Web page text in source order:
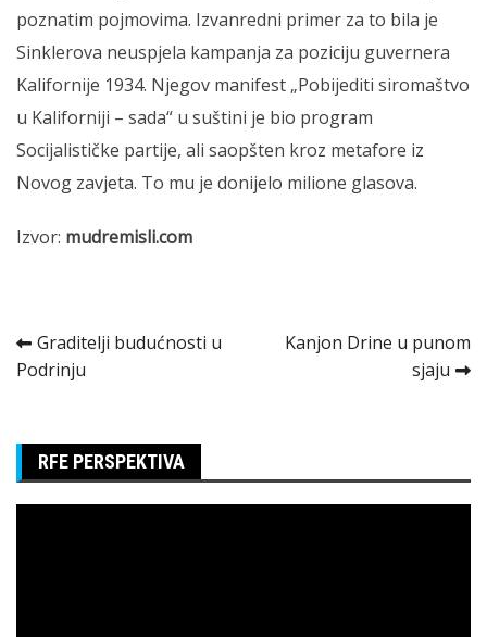
poznatim pojmovima. Izvanredni primer za to bila je
Sinklerova neuspjela kampanja za poziciju guvernera
Kalifornije 1934. Njegov manifest „Pobijediti siromaštvo
u Kaliforniji – sada“ u suštini je bio program
Socijalističke partije, ali saopšten kroz metafore iz
Novog zavjeta. To mu je donijelo milione glasova.
Izvor: mudremisli.com
Kretanje
članka
Graditelji budućnosti u
Podrinju
Kanjon Drine u punom
sjaju
RFE PERSPEKTIVA